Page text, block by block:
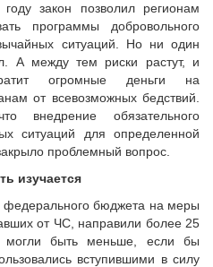
муниципальных образований
закон позволил регионам
программы добровольного
ситуаций. Но ни один
А между тем риски растут, и
огромные деньги на
от всевозможных бедствий.
внедрение обязательного
ситуаций для определенной
проблемный вопрос.
изучается
федерального бюджета на меры
от ЧС, направили более 25
могли быть меньше, если бы
вступившими в силу